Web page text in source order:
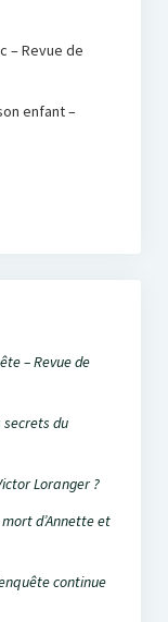
– Revue de
enfant –
– Revue de
secrets du
Loranger ?
d’Annette et
continue